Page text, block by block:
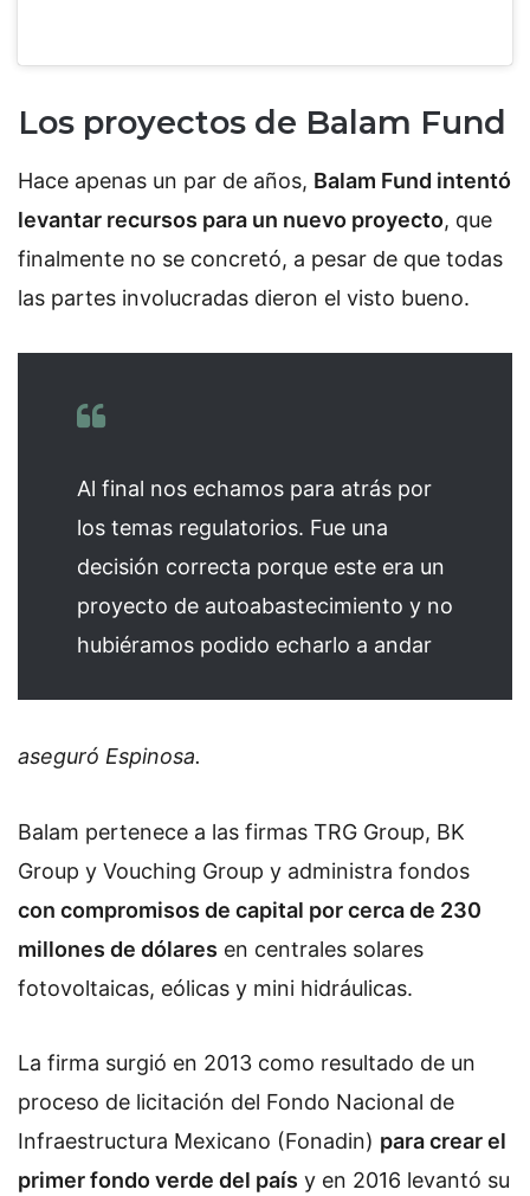
Los proyectos de Balam Fund
Hace apenas un par de años, Balam Fund intentó
levantar recursos para un nuevo proyecto, que
finalmente no se concretó, a pesar de que todas
las partes involucradas dieron el visto bueno.
Al final nos echamos para atrás por
los temas regulatorios. Fue una
decisión correcta porque este era un
proyecto de autoabastecimiento y no
hubiéramos podido echarlo a andar
aseguró Espinosa.
Balam pertenece a las firmas TRG Group, BK
Group y Vouching Group y administra fondos
con compromisos de capital por cerca de 230
millones de dólares en centrales solares
fotovoltaicas, eólicas y mini hidráulicas.
La firma surgió en 2013 como resultado de un
proceso de licitación del Fondo Nacional de
Infraestructura Mexicano (Fonadin) para crear el
primer fondo verde del país y en 2016 levantó su